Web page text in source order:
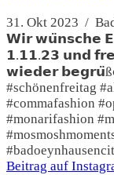
31. Okt 2023 /
𝗪𝗶𝗿 𝘄𝘂̈𝗻𝘀𝗰𝗵𝗲
𝟭.𝟭𝟭.𝟮𝟯 𝘂𝗻𝗱
𝘄𝗶𝗲𝗱𝗲𝗿
#schönenfreitag
#commafashion
#monarifashion
Beitrag auf